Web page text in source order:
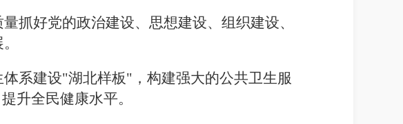
抓好党的政治建设、思想建设、组织建设、
系建设"湖北样板"，构建强大的公共卫生服
升全民健康水平。